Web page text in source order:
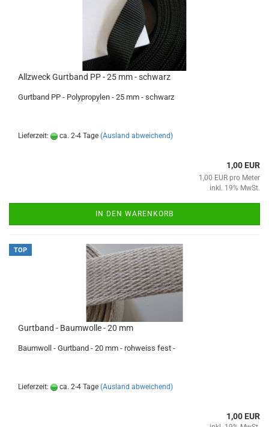
Allzweck Gurtband PP - 25 mm - schwarz
Gurtband PP - Polypropylen - 25 mm - schwarz
Lieferzeit: ca. 2-4 Tage (Ausland abweichend)
1,00 EUR
1,00 EUR pro Meter
inkl. 19% MwSt.
IN DEN WARENKORB
TOP
Gurtband - Baumwolle - 20 mm
Baumwoll - Gurtband - 20 mm - rohweiss fest -
Lieferzeit: ca. 2-4 Tage (Ausland abweichend)
1,00 EUR